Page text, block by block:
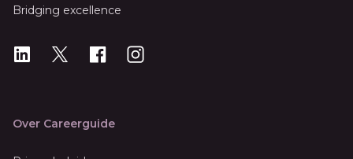
Bridging excellence
LinkedIn
X Instagram
Over Careerguide